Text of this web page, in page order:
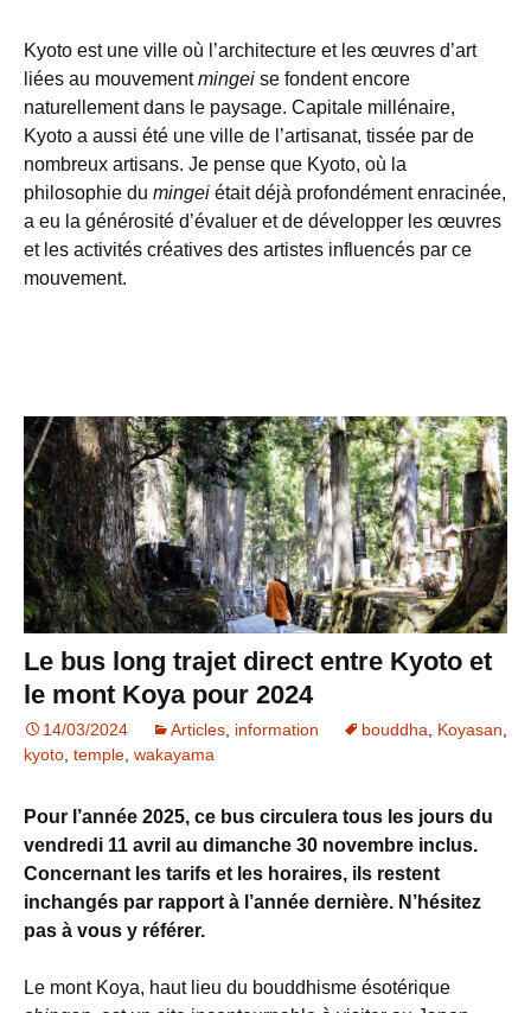
Kyoto est une ville où l’architecture et les œuvres d’art
liées au mouvementmingei se fondent encore
naturellement dans le paysage. Capitale millénaire,
Kyoto a aussi été une ville de l’artisanat, tissée par de
nombreux artisans. Je pense que Kyoto, où la
philosophie du mingei était déjà profondément enracinée,
a eu la générosité d’évaluer et de développer les œuvres
et les activités créatives des artistes influencés par ce
mouvement.
Le bus long trajet direct entre Kyoto et
le mont Koya pour 2024
14/03/2024 Articles information bouddha Koyasan
kyoto temple wakayama
Pour l’année 2025, ce bus circulera tous les jours du
vendredi 11 avril au dimanche 30 novembre inclus.
Concernant les tarifs et les horaires, ils restent
inchangés par rapport à l’année dernière. N’hésitez
pas à vous y référer.
Le mont Koya, haut lieu du bouddhisme ésotérique